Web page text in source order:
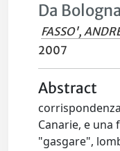
Da
FASSO',
2007
Abstract
Canarie, e
"gasgare",